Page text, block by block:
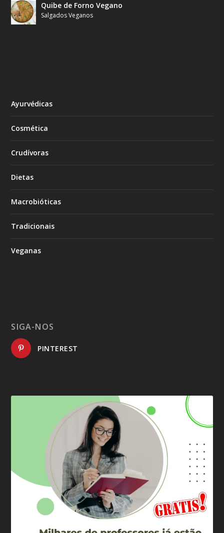
Quibe de Forno Vegano
Salgados Veganos
Ayurvédicas
Cosmética
Crudívoras
Dietas
Macrobióticas
Tradicionais
Veganas
SIGA-NOS
PINTEREST